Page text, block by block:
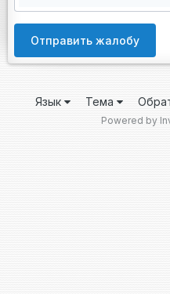
Отправить жалобу
Язык Тема
Powered by